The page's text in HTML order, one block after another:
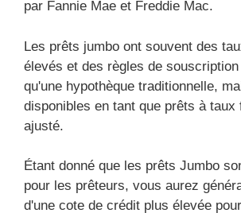
par Fannie Mae et Freddie Mac.
Les prêts jumbo ont souvent des
élevés et des règles de
qu'une hypothèque traditionnelle,
disponibles en tant que prêts à taux
ajusté.
Étant donné que les prêts Jumbo
pour les prêteurs, vous aurez
d'une cote de crédit plus élevée